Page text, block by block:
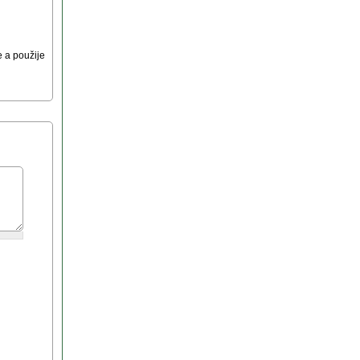
a použije